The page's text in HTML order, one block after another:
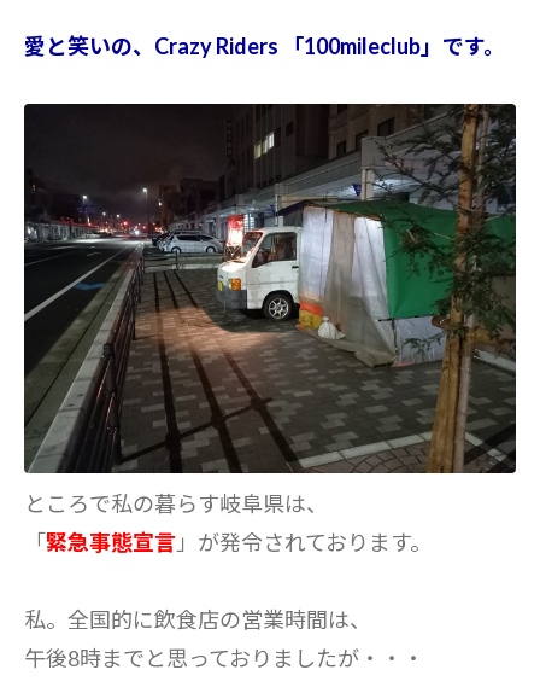
愛と笑いの、Crazy Riders 「100mileclub」です。
ところで私の暮らす岐阜県は、
「緊急事態宣言 」が発令されております。
私。全国的に飲食店の営業時間は、
午後8時までと思っておりましたが・・・